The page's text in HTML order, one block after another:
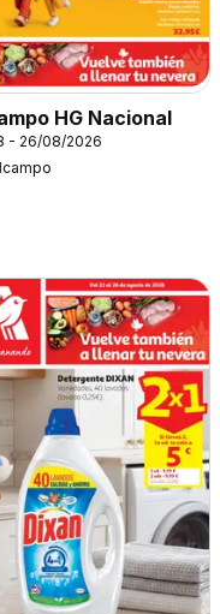
HG Nacional
- 26/08/2026